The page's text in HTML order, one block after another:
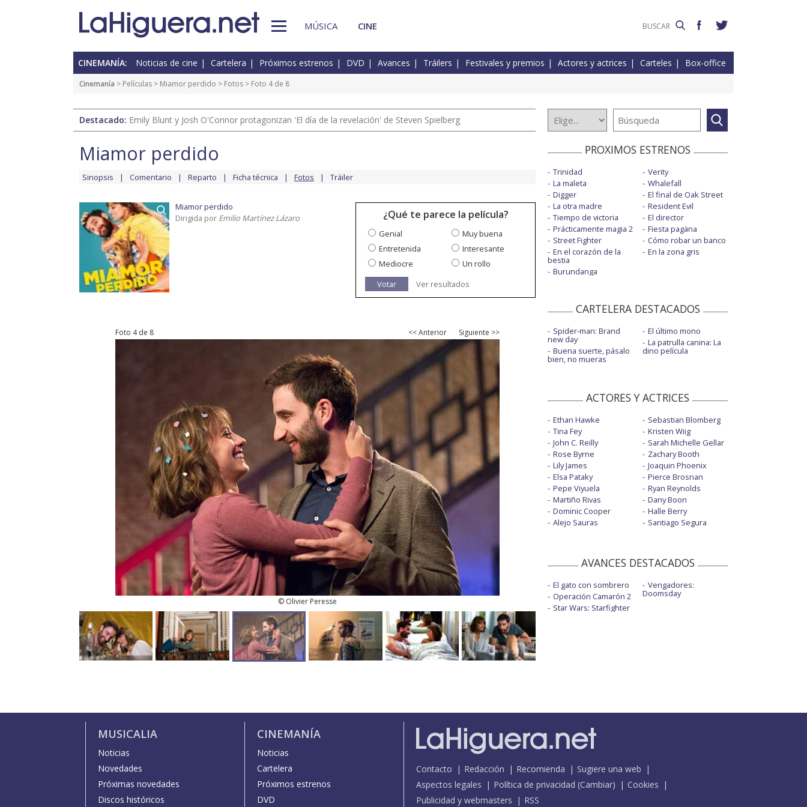
MÚSICA CINE
CINEMANÍA: Noticias de cine Cartelera Próximos estrenos DVD Avances Tráilers Festivales y premios Actores y actrices Carteles Box-office
Cinemanía > Películas > Miamor perdido > Fotos > Foto 4 de 8
Destacado: Emily Blunt y Josh O'Connor protagonizan 'El día de la revelación' de Steven Spielberg
Miamor perdido
Sinopsis Comentario Reparto Ficha técnica Fotos Tráiler
Miamor perdido
Dirigida por Emilio Martínez Lázaro ¿Qué te parece la película?
Genial
Muy buena
Entretenida
Interesante
Mediocre
Un rollo
Votar
Ver resultados
Foto 4 de 8 << Anterior Siguiente >>
© Olivier Peresse
PROXIMOS ESTRENOS
Trinidad
La maleta
Digger
La otra madre
Tiempo de victoria
Prácticamente magia 2
Street Fighter
En el corazón de la
bestia
Burundanga
Verity
Whalefall
El final de Oak Street
Resident Evil
El director
Fiesta pagäna
Cómo robar un banco
En la zona gris
CARTELERA DESTACADOS
Spider-man: Brand
new day
Buena suerte, pásalo
bien, no mueras
El último mono
La patrulla canina: La
dino película
ACTORES Y ACTRICES
Ethan Hawke
Tina Fey
John C. Reilly
Rose Byrne
Lily James
Elsa Pataky
Pepe Viyuela
Martiño Rivas
Dominic Cooper
Alejo Sauras
Sebastian Blomberg
Kristen Wiig
Sarah Michelle Gellar
Zachary Booth
Joaquin Phoenix
Pierce Brosnan
Ryan Reynolds
Dany Boon
Halle Berry
Santiago Segura
AVANCES DESTACADOS
El gato con sombrero
Operación Camarón 2
Star Wars: Starfighter
Vengadores:
Doomsday
MUSICALIA
Noticias
Novedades
Próximas novedades
Discos históricos
CINEMANÍA
Noticias
Cartelera
Próximos estrenos
DVD
Contacto Redacción Recomienda
Sugiere una web
Aspectos legales
Política de privacidad (Cambiar)
Cookies
Publicidad y webmasters
RSS